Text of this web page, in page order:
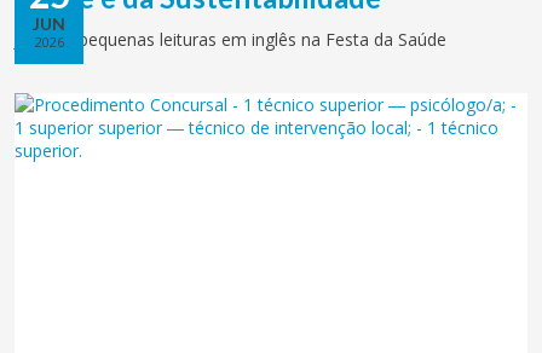
JUN
2026
Jogos e pequenas leituras em inglês na Festa da Saúde